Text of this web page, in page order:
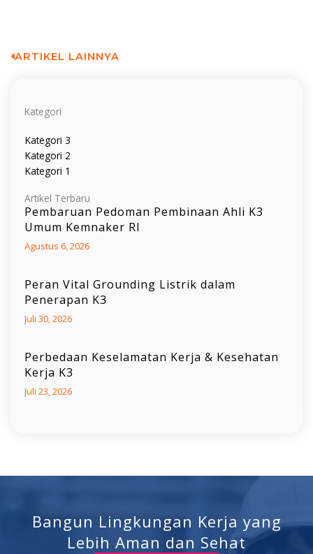
ARTIKEL LAINNYA
Kategori
Kategori 3
Kategori 2
Kategori 1
Artikel Terbaru
Pembaruan Pedoman Pembinaan Ahli K3
Umum Kemnaker RI
Agustus 6, 2026
Peran Vital Grounding Listrik dalam
Penerapan K3
Juli 30, 2026
Perbedaan Keselamatan Kerja & Kesehatan
Kerja K3
Juli 23, 2026
Bangun Lingkungan Kerja yang
Lebih Aman dan Sehat